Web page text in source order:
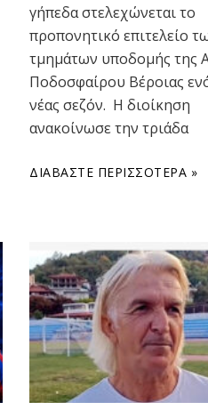
γήπεδα στελεχώνεται το
προπονητικό επιτελείο
τμημάτων υποδομής της
Ποδοσφαίρου Βέροιας
νέας σεζόν. Η διοίκηση
ανακοίνωσε την τριάδα
ΔΙΑΒΆΣΤΕ ΠΕΡΙΣΣΌΤΕΡΑ »